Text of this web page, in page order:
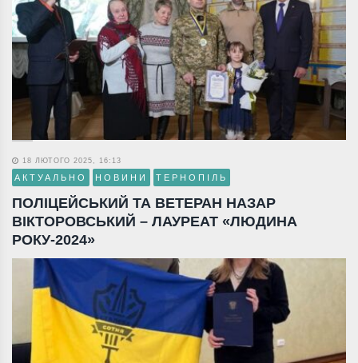
18 ЛЮТОГО 2025, 16:13
АКТУАЛЬНО НОВИНИ ТЕРНОПІЛЬ
ПОЛІЦЕЙСЬКИЙ ТА ВЕТЕРАН НАЗАР
ВІКТОРОВСЬКИЙ – ЛАУРЕАТ «ЛЮДИНА
РОКУ-2024»